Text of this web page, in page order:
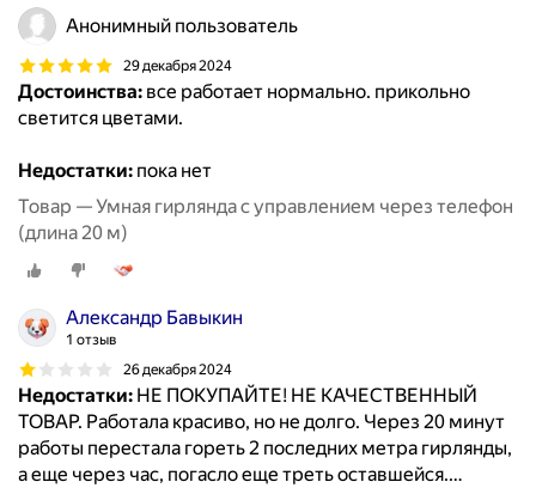
Анонимный пользователь
29 декабря 2024
Достоинства: все работает нормально. прикольно
светится цветами.
Недостатки: пока нет
Товар — Умная гирлянда с управлением через телефон
(длина 20 м)
Александр Бавыкин
1 отзыв
26 декабря 2024
Недостатки: НЕ ПОКУПАЙТЕ! НЕ КАЧЕСТВЕННЫЙ
ТОВАР. Работала красиво, но не долго. Через 20 минут
работы перестала гореть 2 последних метра гирлянды,
а еще через час, погасло еще треть оставшейся.…